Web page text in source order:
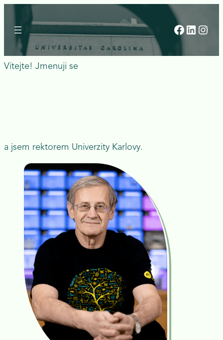
Přeskočit
obsah
Facebook LinkedIn Instagram
Vítejte! Jmenuji se
a jsem rektorem Univerzity Karlovy.